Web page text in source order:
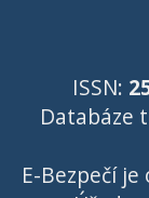
ISSN:
Databáze
E-Bezpečí